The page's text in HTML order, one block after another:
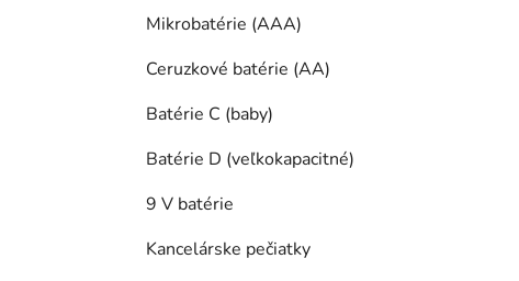
Mikrobatérie (AAA)
Ceruzkové batérie (AA)
Batérie C (baby)
Batérie D (veľkokapacitné)
9 V batérie
Kancelárske pečiatky